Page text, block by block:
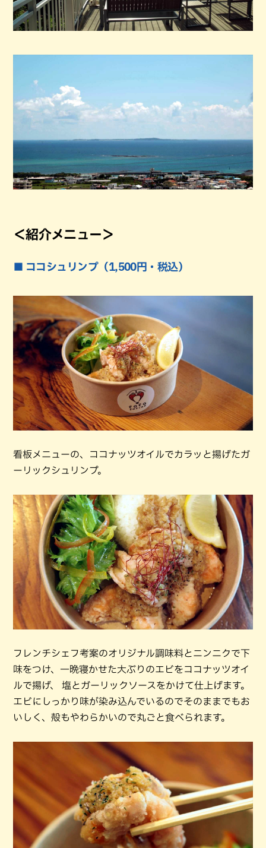
＜紹介メニュー＞
■ ココシュリンプ（1,500円・税込）
看板メニューの、ココナッツオイルでカラッと揚げたガ
ーリックシュリンプ。
フレンチシェフ考案のオリジナル調味料とニンニクで下
味をつけ、一晩寝かせた大ぶりのエビをココナッツオイ
ルで揚げ、 塩とガーリックソースをかけて仕上げます。
エビにしっかり味が染み込んでいるのでそのままでもお
いしく、殻もやわらかいので丸ごと食べられます。